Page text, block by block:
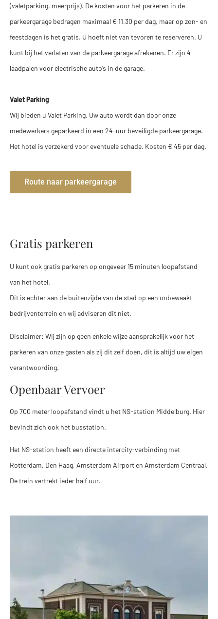
(valetparking, meerprijs). De kosten voor het parkeren in de
parkeergarage bedragen maximaal € 11,30 per dag, maar op zon- en
feestdagen is het gratis. U hoeft niet van tevoren te reserveren. U
kunt bij het verlaten van de parkeergarage afrekenen. Er zijn 4
laadpalen voor electrische auto’s in de garage.
Valet Parking
Wij bieden u Valet Parking. Uw auto wordt dan door onze
medewerkers geparkeerd in een 24-uur beveiligde parkeergarage.
Het hotel is verzekerd voor eventuele schade. Kosten € 45 per dag.
Route naar parkeergarage
Gratis parkeren
U kunt ook gratis parkeren op ongeveer 15 minuten loopafstand
van het hotel.
Dit is echter aan de buitenzijde van de stad op een onbewaakt
bedrijventerrein en wij adviseren dit niet.
Disclaimer: Wij zijn op geen enkele wijze aansprakelijk voor het
parkeren van onze gasten als zij dit zelf doen, dit is altijd uw eigen
verantwoording.
Openbaar Vervoer
Op 700 meter loopafstand vindt u het NS-station Middelburg. Hier
bevindt zich ook het busstation.
Het NS-station heeft een directe intercity-verbinding met
Rotterdam, Den Haag, Amsterdam Airport en Amsterdam Centraal.
De trein vertrekt ieder half uur.